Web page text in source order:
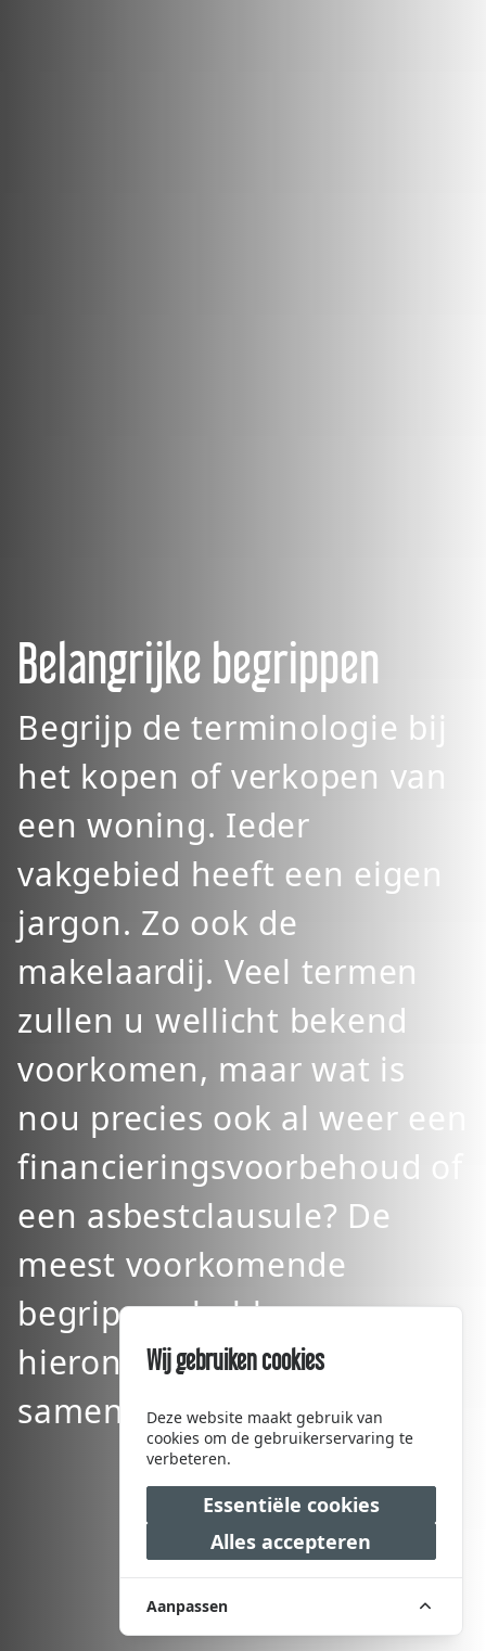
Belangrijke begrippen
Begrijp de terminologie bij
het kopen of verkopen van
een woning. Ieder
vakgebied heeft een eigen
jargon. Zo ook de
makelaardij. Veel termen
zullen u wellicht bekend
voorkomen, maar wat is
nou precies ook al weer een
financieringsvoorbehoud of
een asbestclausule? De
meest voorkomende
begrippen hebben we
hieronder voor u
samengevat.
Wij gebruiken cookies
Deze website maakt gebruik van
cookies om de gebruikerservaring te
verbeteren.
Essentiële cookies
Alles accepteren
Aanpassen